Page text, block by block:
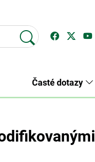
Časté dotazy